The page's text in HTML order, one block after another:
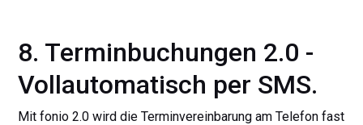
8. Terminbuchungen 2.0 -
Vollautomatisch per SMS.
Mit fonio 2.0 wird die Terminvereinbarung am Telefon fast